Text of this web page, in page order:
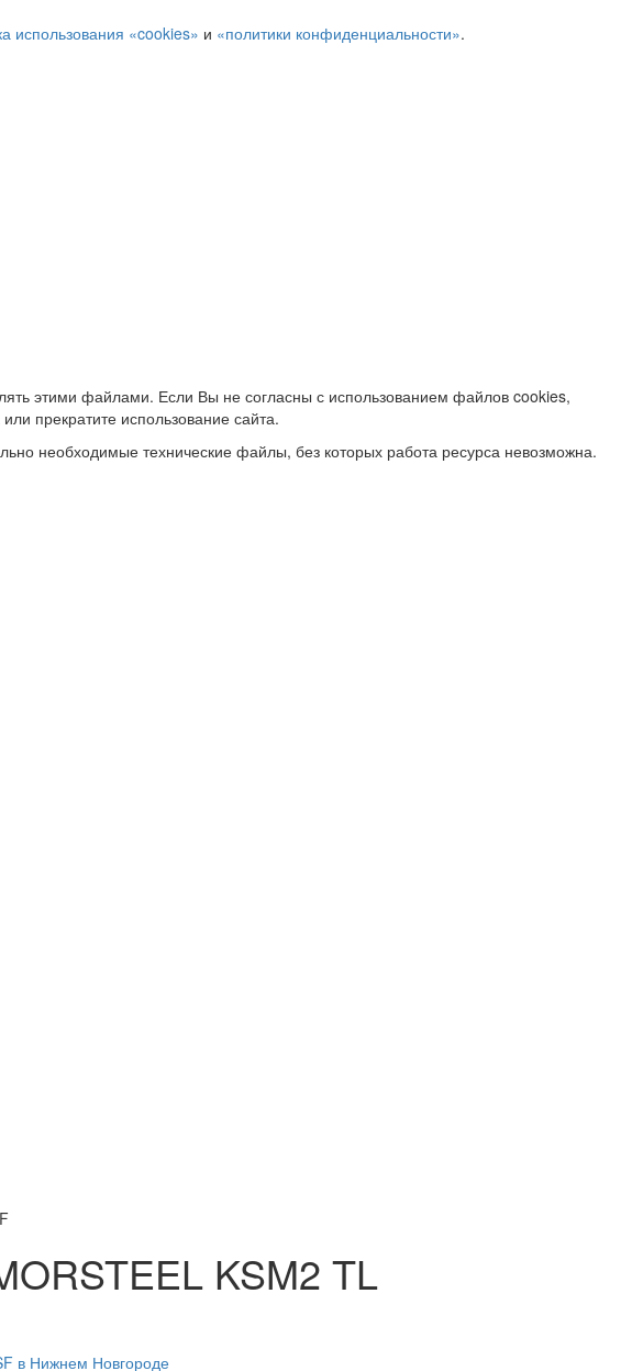
использования «cookies» и «политики конфиденциальности».
этими файлами. Если Вы не согласны с использованием файлов cookies,
прекратите использование сайта.
необходимые технические файлы, без которых работа ресурса невозможна.
KSM2 TL